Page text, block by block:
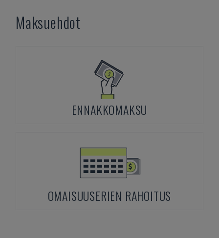
Maksuehdot
ENNAKKOMAKSU
OMAISUUSERIEN RAHOITUS